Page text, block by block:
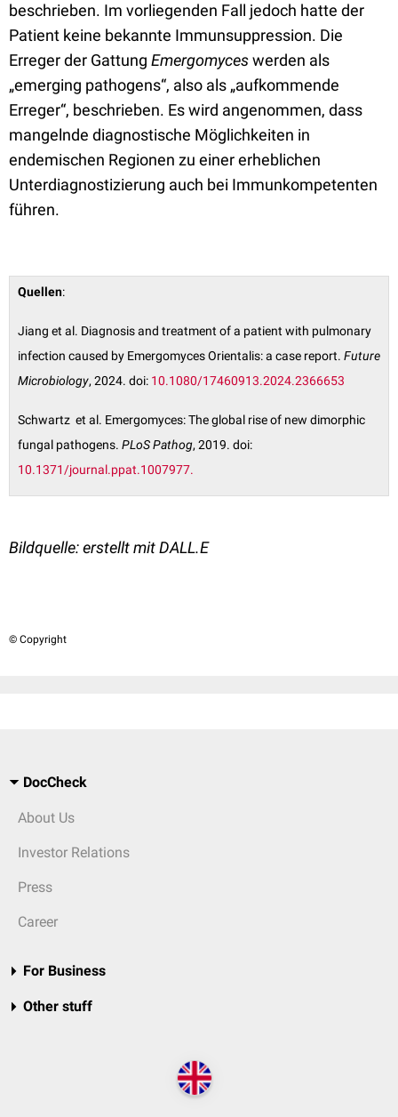
beschrieben. Im vorliegenden Fall jedoch hatte der
Patient keine bekannte Immunsuppression. Die
Erreger der Gattung Emergomyceswerden als
„emerging pathogens“, also als „aufkommende
Erreger“, beschrieben. Es wird angenommen, dass
mangelnde diagnostische Möglichkeiten in
endemischen Regionen zu einer erheblichen
Unterdiagnostizierung auch bei Immunkompetenten
führen.
Quellen:
Jiang et al. Diagnosis and treatment of a patient with pulmonary
infection caused by Emergomyces Orientalis: a case report. Future
Microbiology, 2024. doi: 10.1080/17460913.2024.2366653
Schwartz et al. Emergomyces: The global rise of new dimorphic
fungal pathogens. PLoS Pathog, 2019. doi:
10.1371/journal.ppat.1007977.
Bildquelle: erstellt mit DALL.E
© Copyright
DocCheck
About Us
Investor Relations
Press
Career
For Business
Other stuff